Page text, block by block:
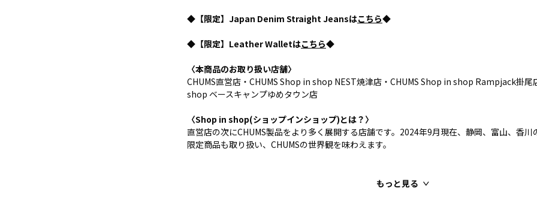
◆【限定】Japan Denim Straight Jeansはこちら◆
◆【限定】Leather Walletはこちら◆
〈本商品のお取り扱い店舗〉
CHUMS直営店・CHUMS Shop in shop NEST焼津店・CHUMS Shop in shop Rampjack掛尾
shop ベースキャンプゆめタウン店
〈Shop in shop(ショップインショップ)とは？〉
直営店の次にCHUMS製品をより多く展開する店舗です。2024年9月現在、静岡、富山、香
限定商品も取り扱い、CHUMSの世界観を味わえます。
もっと見る